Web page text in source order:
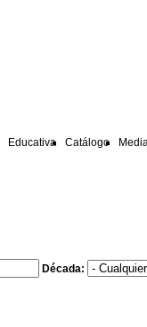
Década:
Educativa Catálogo